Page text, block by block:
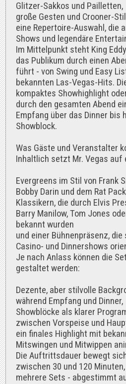
Glitzer-Sakkos und Pailletten,
große Gesten und Crooner-
eine Repertoire-Auswahl, die
Shows und legendäre
Im Mittelpunkt steht King
das Publikum durch einen
führt - von Swing und Easy
bekannten Las-Vegas-Hits.
kompaktes Showhighlight
durch den gesamten Abend
Empfang über das Dinner bis
Showblock.
Was Gäste und Veranstalter
Inhaltlich setzt Mr. Vegas auf
Evergreens im Stil von Frank
Bobby Darin und dem Rat
Klassikern, die durch Elvis
Barry Manilow, Tom Jones
bekannt wurden
und einer Bühnenpräsenz,
Casino- und Dinnershows
Je nach Anlass können die
gestaltet werden:
Dezente, aber stilvolle
während Empfang und Dinner,
Showblöcke als klarer
zwischen Vorspeise und
ein finales Highlight mit
Mitswingen und Mitwippen
Die Auftrittsdauer bewegt
zwischen 30 und 120
mehrere Sets - abgestimmt